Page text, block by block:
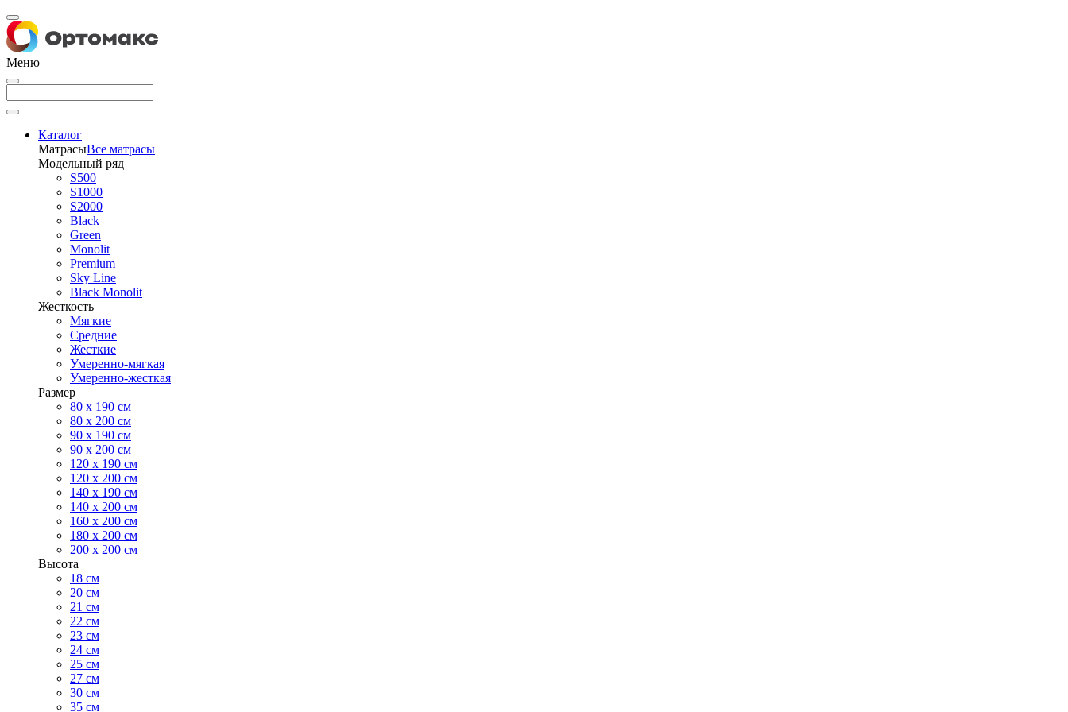
Меню
Каталог
МатрасыВсе матрасы
Модельный ряд
S500
S1000
S2000
Black
Green
Monolit
Premium
Sky Line
Black Monolit
Жесткость
Мягкие
Средние
Жесткие
Умеренно-мягкая
Умеренно-жесткая
Размер
80 х 190 см
80 х 200 см
90 х 190 см
90 х 200 см
120 х 190 см
120 х 200 см
140 х 190 см
140 х 200 см
160 х 200 см
180 х 200 см
200 х 200 см
Высота
18 см
20 см
21 см
22 см
23 см
24 см
25 см
27 см
30 см
35 см